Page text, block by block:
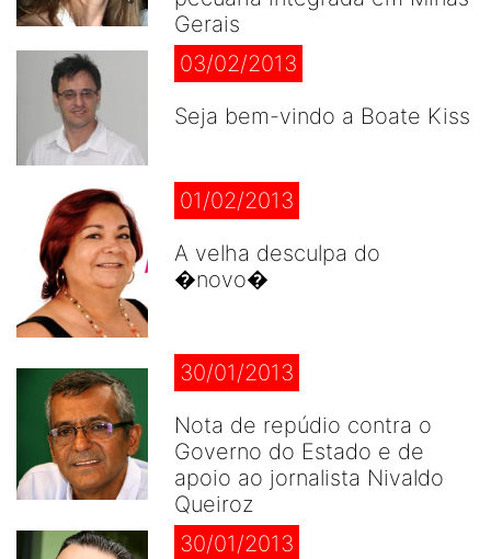
Gerais
03/02/2013
Seja bem-vindo a Boate Kiss
01/02/2013
A velha desculpa do
�novo�
30/01/2013
Nota de repúdio contra o
Governo do Estado e de
apoio ao jornalista Nivaldo
Queiroz
30/01/2013